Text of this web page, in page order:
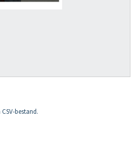
bestand.